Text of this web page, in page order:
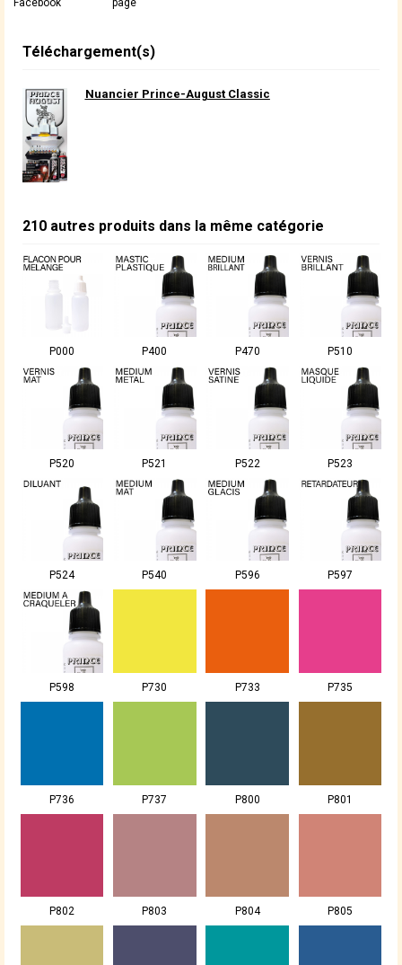
Facebook page
Téléchargement(s)
Nuancier Prince-August Classic
210 autres produits dans la même catégorie
P000 P400 P470 P510
P520 P521 P522 P523
P524 P540 P596 P597
P598 P730 P733 P735
P736 P737 P800 P801
P802 P803 P804 P805